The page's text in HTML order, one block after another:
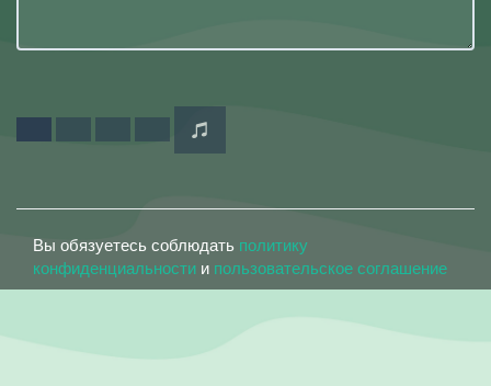
Вы обязуетесь соблюдать политику
конфиденциальности и пользовательское соглашение